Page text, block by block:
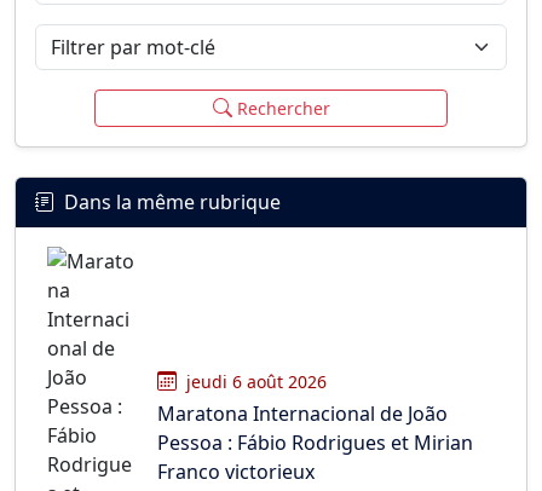
Filtrer par mot-clé
Rechercher
Dans la même rubrique
jeudi 6 août 2026
Maratona Internacional de João
Pessoa : Fábio Rodrigues et Mirian
Franco victorieux